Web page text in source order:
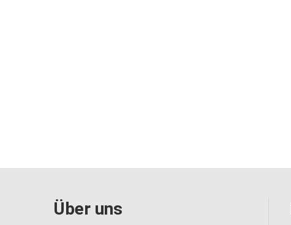
Über uns